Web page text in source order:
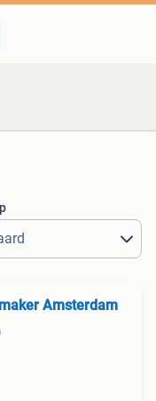
Amsterdam